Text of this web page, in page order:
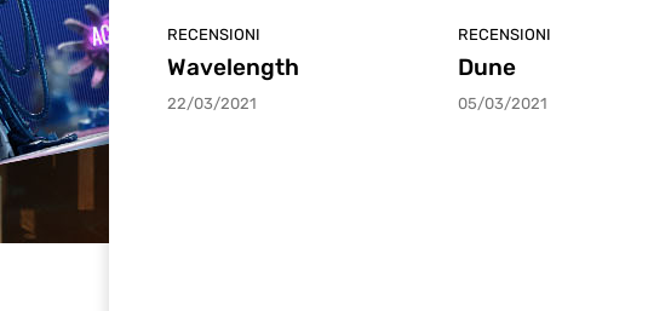
RECENSIONI
Wavelength
22/03/2021
RECENSIONI
Dune
05/03/2021